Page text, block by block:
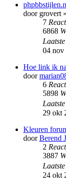
door grovert
7
6868
04 nov
Hoe link ik
door
6
5898
29 okt
Kleuren
doorBerend
2
3887
24 okt